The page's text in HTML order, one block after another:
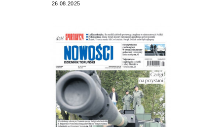
26.08.2025